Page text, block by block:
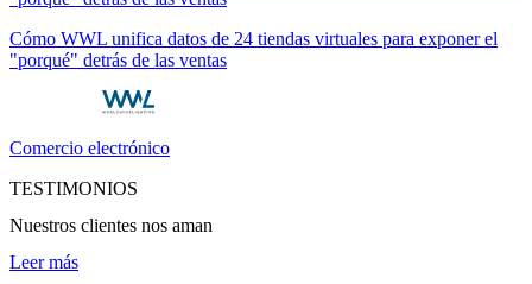
Cómo WWL unifica datos de 24 tiendas virtuales para exponer el
"porqué" detrás de las ventas
Comercio electrónico
TESTIMONIOS
Nuestros clientes nos aman
Leer más